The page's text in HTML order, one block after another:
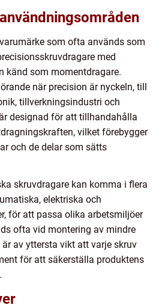
som ofta används som
med
känd som momentdragare.
när precision är nyckeln, till
tillverkningsindustri och
designad för att tillhandahålla
vilket förebygger
och de delar som sätts
skruvdragare kan komma i flera
elektriska och
för att passa olika arbetsmiljöer
ofta vid montering av mindre
av yttersta vikt att varje skruv
för att säkerställa produktens